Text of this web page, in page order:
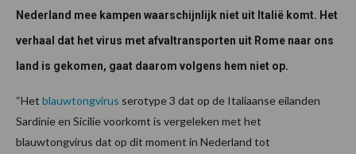
Nederland mee kampen waarschijnlijk niet uit Italië komt. Het
verhaal dat het virus met afvaltransporten uit Rome naar ons
land is gekomen, gaat daarom volgens hem niet op.
“Het blauwtongvirus serotype 3 dat op de Italiaanse eilanden
Sardinie en Sicilie voorkomt is vergeleken met het
blauwtongvirus dat op dit moment in Nederland tot